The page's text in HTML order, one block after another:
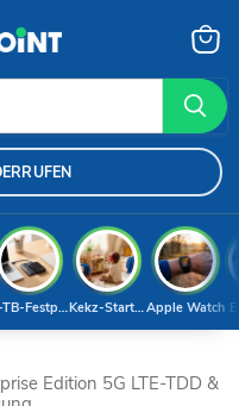
Apple Watch
Kekz-Starterset
Festplatte
Edition 5G LTE-TDD &